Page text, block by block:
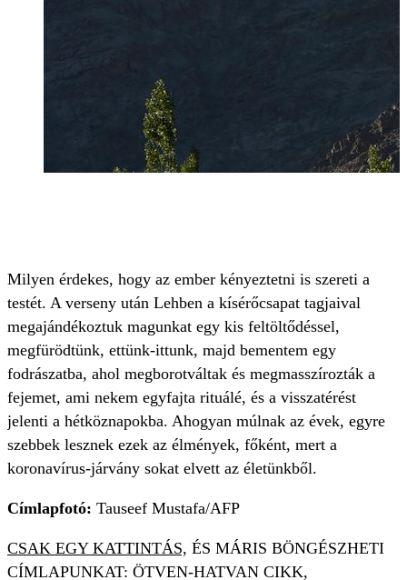
Milyen érdekes, hogy az ember kényeztetni is szereti a
testét. A verseny után Lehben a kísérőcsapat tagjaival
megajándékoztuk magunkat egy kis feltöltődéssel,
megfürödtünk, ettünk-ittunk, majd bementem egy
fodrászatba, ahol megborotváltak és megmasszírozták a
fejemet, ami nekem egyfajta rituálé, és a visszatérést
jelenti a hétköznapokba. Ahogyan múlnak az évek, egyre
szebbek lesznek ezek az élmények, főként, mert a
koronavírus-járvány sokat elvett az életünkből.
Címlapfotó: Tauseef Mustafa/AFP
CSAK EGY KATTINTÁS, ÉS MÁRIS BÖNGÉSZHETI
CÍMLAPUNKAT: ÖTVEN-HATVAN CIKK,